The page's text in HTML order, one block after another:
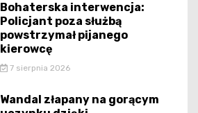
Bohaterska interwencja:
Policjant poza służbą
powstrzymał pijanego
kierowcę
7 sierpnia 2026
Wandal złapany na gorącym